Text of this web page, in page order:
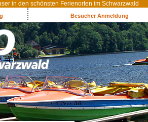
in den schönsten Ferienorten im Schwarzwald
Besucher Anmeldung